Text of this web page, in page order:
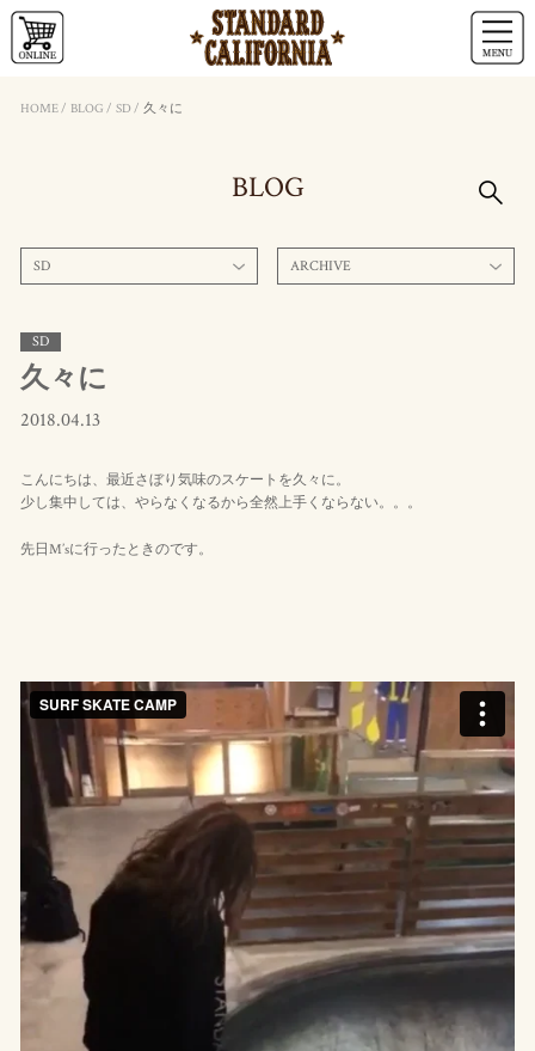
HOME/ BLOG / SD / 久々に
BLOG
SD ARCHIVE
SD
久々に
2018.04.13
こんにちは、最近さぼり気味のスケートを久々に。
少し集中しては、やらなくなるから全然上手くならない。。。
先日M’sに行ったときのです。